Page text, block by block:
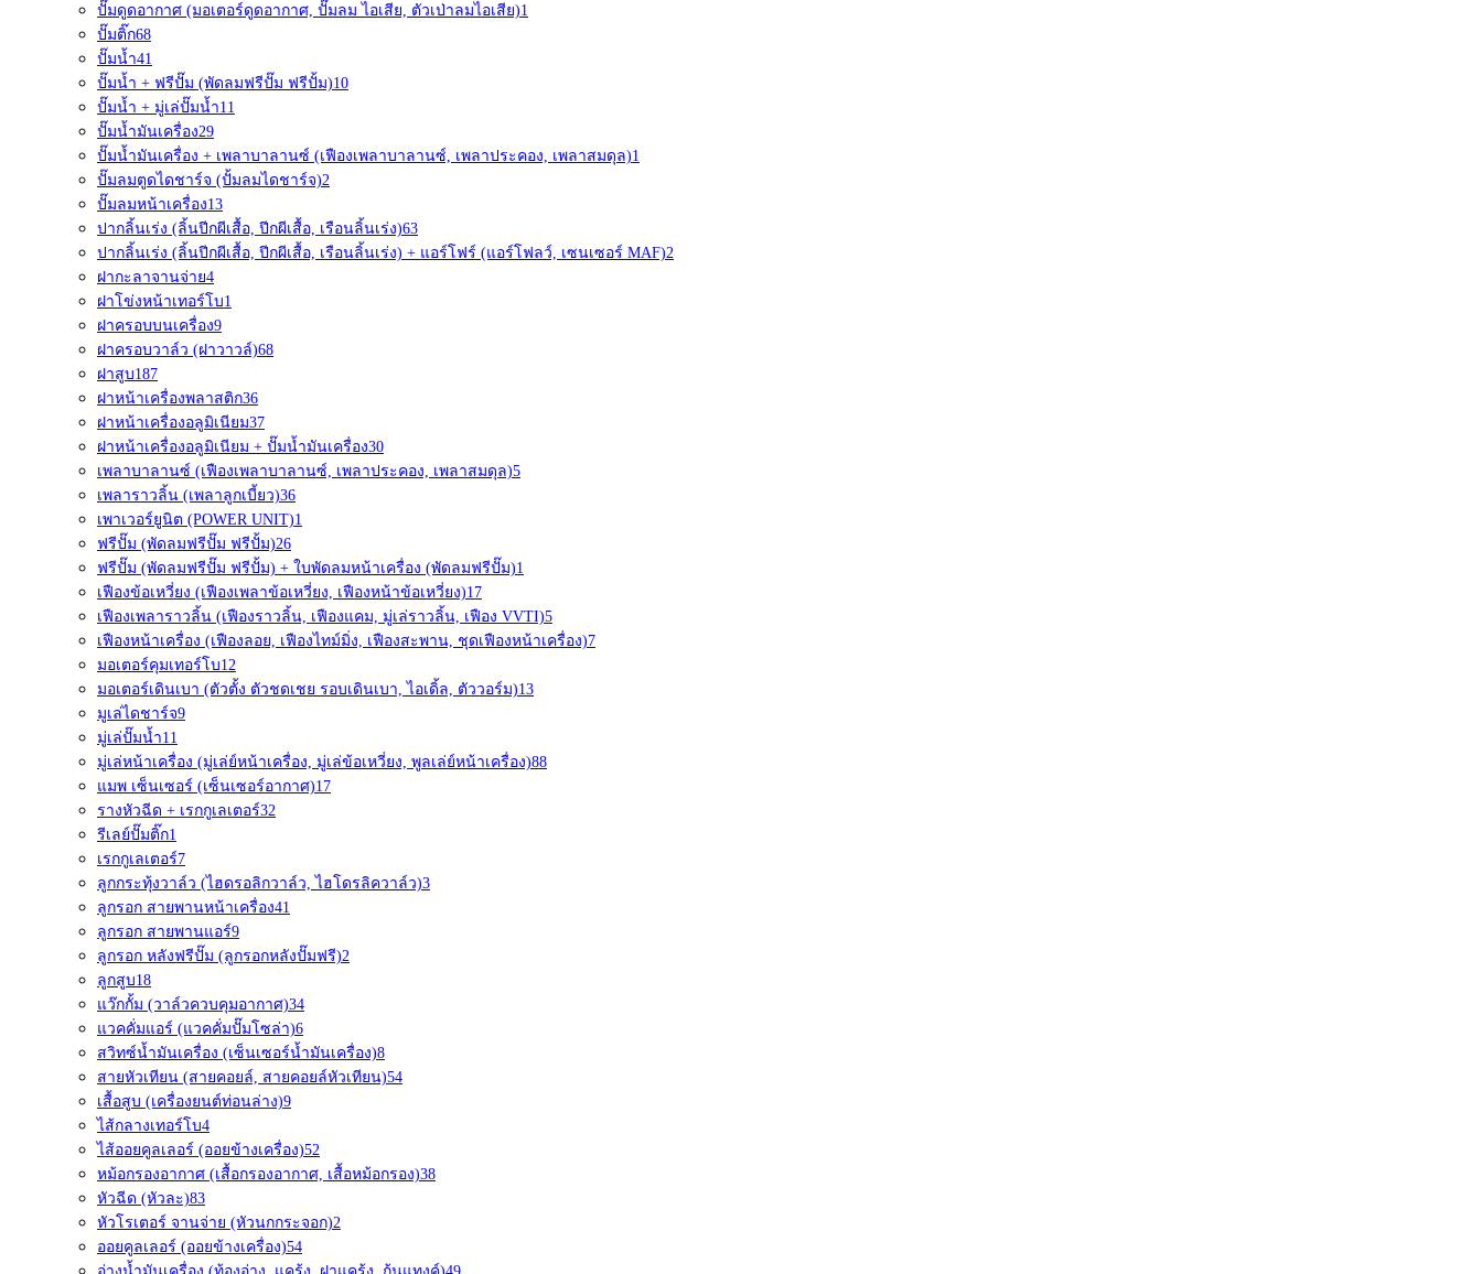
ปั๊มดูดอากาศ (มอเตอร์ดูดอากาศ, ปั๊มลม ไอเสีย, ตัวเป่าลมไอเสีย)1
ปั๊มติ๊ก68
ปั๊มน้ำ41
ปั๊มน้ำ + ฟรีปั๊ม (พัดลมฟรีปั๊ม ฟรีปั้ม)10
ปั๊มน้ำ + มู่เล่ปั๊มน้ำ11
ปั๊มน้ำมันเครื่อง29
ปั๊มน้ำมันเครื่อง + เพลาบาลานซ์ (เฟืองเพลาบาลานซ์, เพลาประคอง, เพลาสมดุล)1
ปั๊มลมตูดไดชาร์จ (ปั้มลมไดชาร์จ)2
ปั๊มลมหน้าเครื่อง13
ปากลิ้นเร่ง (ลิ้นปีกผีเสื้อ, ปีกผีเสื้อ, เรือนลิ้นเร่ง)63
ปากลิ้นเร่ง (ลิ้นปีกผีเสื้อ, ปีกผีเสื้อ, เรือนลิ้นเร่ง) + แอร์โฟร์ (แอร์โฟลว์, เซนเซอร์ MAF)2
ฝากะลาจานจ่าย4
ฝาโข่งหน้าเทอร์โบ1
ฝาครอบบนเครื่อง9
ฝาครอบวาล์ว (ฝาวาวล์)68
ฝาสูบ187
ฝาหน้าเครื่องพลาสติก36
ฝาหน้าเครื่องอลูมิเนียม37
ฝาหน้าเครื่องอลูมิเนียม + ปั๊มน้ำมันเครื่อง30
เพลาบาลานซ์ (เฟืองเพลาบาลานซ์, เพลาประคอง, เพลาสมดุล)5
เพลาราวลิ้น (เพลาลูกเบี้ยว)36
เพาเวอร์ยูนิต (POWER UNIT)1
ฟรีปั๊ม (พัดลมฟรีปั๊ม ฟรีปั้ม)26
ฟรีปั๊ม (พัดลมฟรีปั๊ม ฟรีปั้ม) + ใบพัดลมหน้าเครื่อง (พัดลมฟรีปั๊ม)1
เฟืองข้อเหวี่ยง (เฟืองเพลาข้อเหวี่ยง, เฟืองหน้าข้อเหวี่ยง)17
เฟืองเพลาราวลิ้น (เฟืองราวลิ้น, เฟืองแคม, มู่เล่ราวลิ้น, เฟือง VVTI)5
เฟืองหน้าเครื่อง (เฟืองลอย, เฟืองไทม์มิ่ง, เฟืองสะพาน, ชุดเฟืองหน้าเครื่อง)7
มอเตอร์คุมเทอร์โบ12
มอเตอร์เดินเบา (ตัวตั้ง ตัวชดเชย รอบเดินเบา, ไอเดิ้ล, ตัววอร์ม)13
มูเล่ไดชาร์จ9
มู่เล่ปั๊มน้ำ11
มู่เล่หน้าเครื่อง (มู่เล่ย์หน้าเครื่อง, มู่เล่ข้อเหวี่ยง, พูลเล่ย์หน้าเครื่อง)88
แมพ เซ็นเซอร์ (เซ็นเซอร์อากาศ)17
รางหัวฉีด + เรกกูเลเตอร์32
รีเลย์ปั๊มติ๊ก1
เรกกูเลเตอร์7
ลูกกระทุ้งวาล์ว (ไฮดรอลิกวาล์ว, ไฮโดรลิควาล์ว)3
ลูกรอก สายพานหน้าเครื่อง41
ลูกรอก สายพานแอร์9
ลูกรอก หลังฟรีปั๊ม (ลูกรอกหลังปั๊มฟรี)2
ลูกสูบ18
แว๊กกั้ม (วาล์วควบคุมอากาศ)34
แวคคั่มแอร์ (แวคคั่มปั๊มโซล่า)6
สวิทซ์น้ำมันเครื่อง (เซ็นเซอร์น้ำมันเครื่อง)8
สายหัวเทียน (สายคอยล์, สายคอยล์หัวเทียน)54
เสื้อสูบ (เครื่องยนต์ท่อนล่าง)9
ไส้กลางเทอร์โบ4
ไส้ออยคูลเลอร์ (ออยข้างเครื่อง)52
หม้อกรองอากาศ (เสื้อกรองอากาศ, เสื้อหม้อกรอง)38
หัวฉีด (หัวละ)83
หัวโรเตอร์ จานจ่าย (หัวนกกระจอก)2
ออยคูลเลอร์ (ออยข้างเครื่อง)54